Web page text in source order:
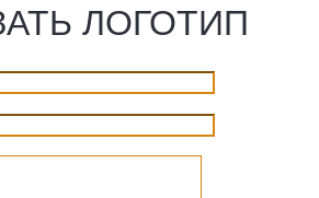
ЛОГОТИП